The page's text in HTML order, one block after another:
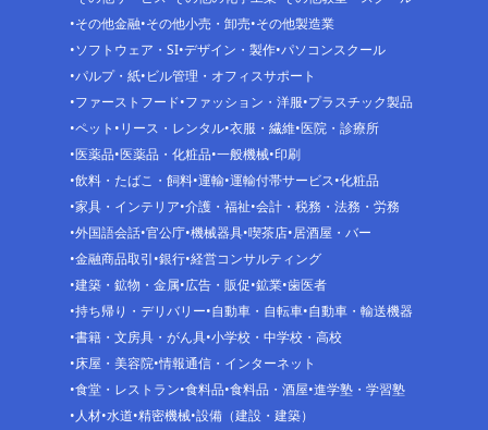
その他金融 その他小売・卸売 その他製造業
ソフトウェア・SI デザイン・製作 パソコンスクール
パルプ・紙 ビル管理・オフィスサポート
ファーストフード ファッション・洋服 プラスチック製品
ペット リース・レンタル 衣服・繊維 医院・診療所
医薬品 医薬品・化粧品 一般機械 印刷
飲料・たばこ・飼料 運輸 運輸付帯サービス 化粧品
家具・インテリア 介護・福祉 会計・税務・法務・労務
外国語会話 官公庁 機械器具 喫茶店 居酒屋・バー
金融商品取引 銀行 経営コンサルティング
建築・鉱物・金属 広告・販促 鉱業 歯医者
持ち帰り・デリバリー 自動車・自転車 自動車・輸送機器
書籍・文房具・がん具 小学校・中学校・高校
床屋・美容院 情報通信・インターネット
食堂・レストラン 食料品 食料品・酒屋 進学塾・学習塾
人材 水道 精密機械 設備（建設・建築）